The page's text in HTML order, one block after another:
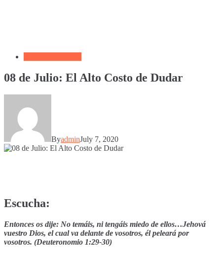
08 de Julio: El Alto Costo de Dudar
ByadminJuly 7, 2020
Escucha:
Entonces os dije: No temáis, ni tengáis miedo de ellos…Jehová
vuestro Dios, el cual va delante de vosotros, él peleará por
vosotros. (Deuteronomio 1:29-30)